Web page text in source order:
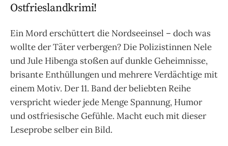
Ostfrieslandkrimi!
Ein Mord erschüttert die Nordseeinsel – doch was
wollte der Täter verbergen? Die Polizistinnen Nele
und Jule Hibenga stoßen auf dunkle Geheimnisse,
brisante Enthüllungen und mehrere Verdächtige mit
einem Motiv. Der 11. Band der beliebten Reihe
verspricht wieder jede Menge Spannung, Humor
und ostfriesische Gefühle. Macht euch mit dieser
Leseprobe selber ein Bild.